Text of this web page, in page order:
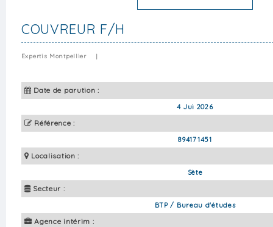
COUVREUR F/H
Expertis Montpellier |
Date de parution :
4 Jui 2026
Référence :
894171451
Localisation :
Sète
Secteur :
BTP / Bureau d'études
Agence intérim :